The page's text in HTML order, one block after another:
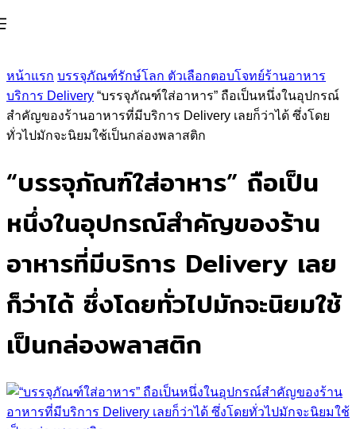
หน้าแรก บรรจุภัณฑ์รักษ์โลก ตัวเลือกตอบโจทย์ร้านอาหาร
บริการ Delivery “บรรจุภัณฑ์ใส่อาหาร” ถือเป็นหนึ่งในอุปกรณ์
สำคัญของร้านอาหารที่มีบริการ Delivery เลยก็ว่าได้ ซึ่งโดย
ทั่วไปมักจะนิยมใช้เป็นกล่องพลาสติก
“บรรจุภัณฑ์ใส่อาหาร” ถือเป็น
หนึ่งในอุปกรณ์สำคัญของร้าน
อาหารที่มีบริการ Delivery เลย
ก็ว่าได้ ซึ่งโดยทั่วไปมักจะนิยมใช้
เป็นกล่องพลาสติก